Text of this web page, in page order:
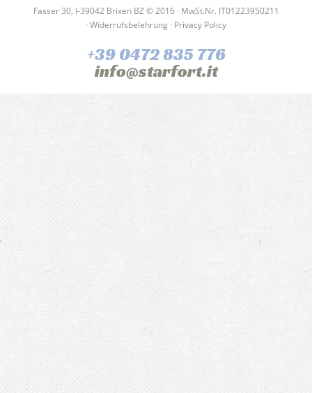
Fasser 30, I-39042 Brixen BZ © 2016 · MwSt.Nr. IT01223950211
· Widerrufsbelehrung · Privacy Policy
+39 0472 835 776
info@starfort.it